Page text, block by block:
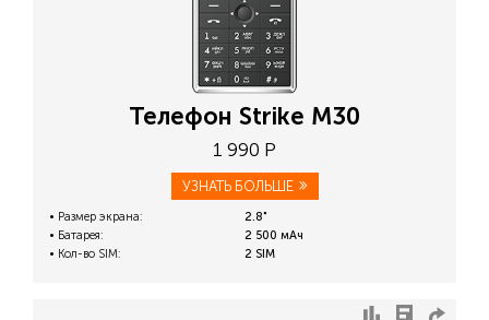
Телефон Strike M30
1 990 Р
УЗНАТЬ БОЛЬШЕ
Размер экрана:
2.8"
Батарея:
2 500 мАч
Кол-во SIM:
2 SIM